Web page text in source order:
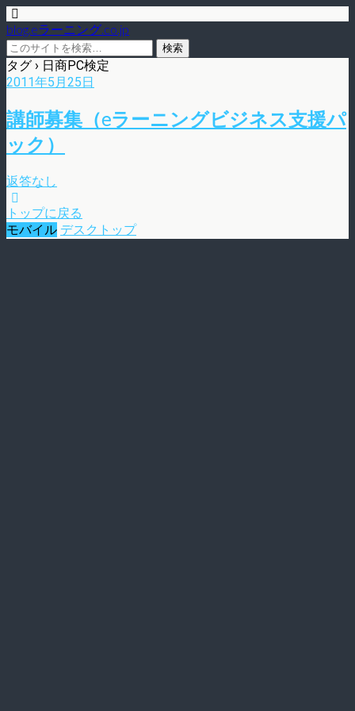
blog.eラーニング.co.jp
タグ › 日商PC検定
2011年5月25日
講師募集（eラーニングビジネス支援パ
ック）
返答なし
トップに戻る
モバイル デスクトップ